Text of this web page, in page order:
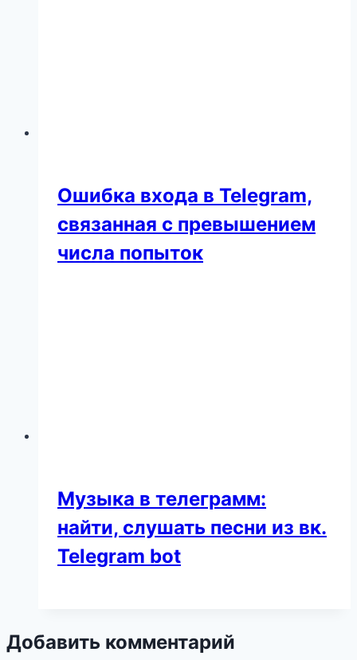
Ошибка входа в Telegram,
связанная с превышением
числа попыток
Музыка в телеграмм:
найти, слушать песни из вк.
Telegram bot
Добавить комментарий